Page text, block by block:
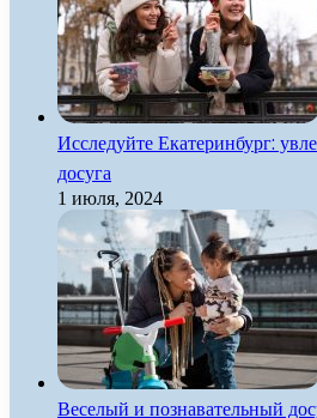
Исследуйте Екатеринбург:
досуга
1 июля, 2024
Веселый и познавательный